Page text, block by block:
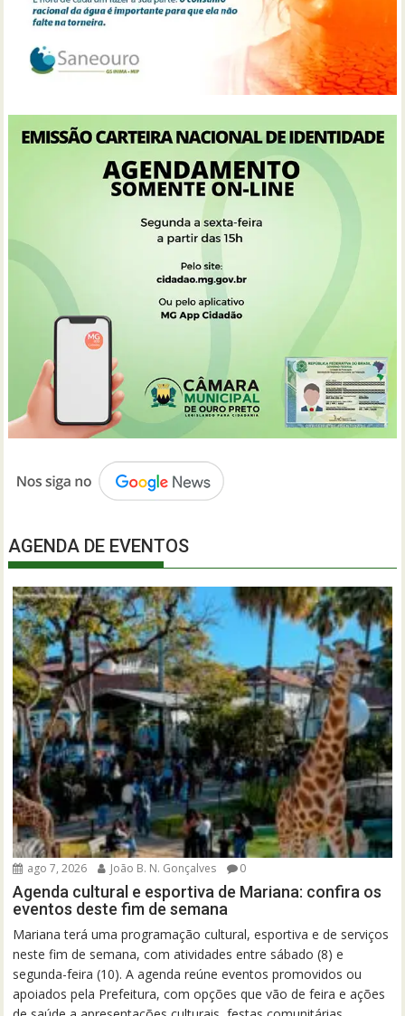
AGENDA DE EVENTOS
ago 7, 2026 João B. N. Gonçalves 0
Agenda cultural e esportiva de Mariana: confira os
eventos deste fim de semana
Mariana terá uma programação cultural, esportiva e de serviços
neste fim de semana, com atividades entre sábado (8) e
segunda-feira (10). A agenda reúne eventos promovidos ou
apoiados pela Prefeitura, com opções que vão de feira e ações